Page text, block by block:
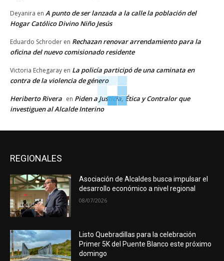
Deyanira en A punto de ser lanzada a la calle la población del
Hogar Católico Divino Niño Jesús
Eduardo Schroder en Rechazan renovar arrendamiento para la
oficina del nuevo comisionado residente
Victoria Echegaray en La policía participó de una caminata en
contra de la violencia de género
Heriberto Rivera en Piden a Justicia, Ética y Contralor que
investiguen al Alcalde Interino
REGIONALES
Asociación de Alcaldes busca impulsar el
desarrollo económico a nivel regional
08/07/2026
Listo Quebradillas para la celebración
Primer 5K del Puente Blanco este próximo
domingo